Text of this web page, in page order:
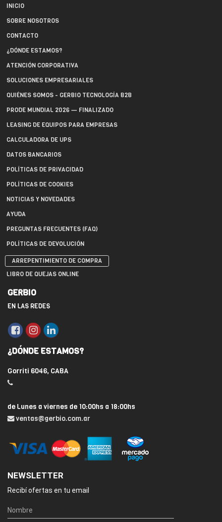
INICIO
SOBRE NOSOTROS
CONTACTO
¿DÓNDE ESTAMOS?
ATENCIÓN CORPORATIVA
SOLUCIONES EMPRESARIALES
QUIÉNES SOMOS - GERBIO TECNOLOGÍA B2B
PRODE MUNDIAL 2026 — FINALIZADO
LEASING DE EQUIPOS PARA EMPRESAS
CALCULADORA DE UPS
DATOS BANCARIOS
POLÍTICAS DE PRIVACIDAD
POLÍTICAS DE COOKIES
NOTICIAS Y NOVEDADES
AYUDA
PREGUNTAS FRECUENTES (FAQ)
POLÍTICAS DE DEVOLUCIÓN
ARREPENTIMIENTO DE COMPRA
LIBRO DE QUEJAS ONLINE
GERBIO
EN LAS REDES
¿DÓNDE ESTAMOS?
Gorriti 6046, CABA
de Lunes a viernes de 10:00hs a 18:00hs
ventas@gerbio.com.ar
NEWSLETTER
Recibí ofertas en tu email